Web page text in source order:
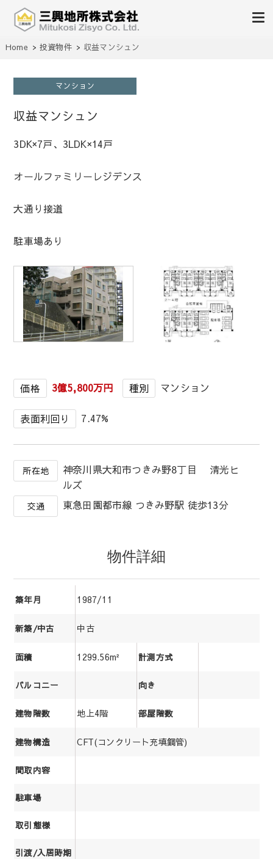
三興地所株式会社
不動産の売買、賃貸、仲介、管理
Home 投資物件 収益マンシュン
マンション
収益マンシュン
3DK×7戸、3LDK×14戸
オールファミリーレジデンス
大通り接道
駐車場あり
1/
価格 3億5,800万円 種別 マンション
表面利回り 7.47%
所在地
神奈川県大和市つきみ野8丁目 清光ヒ
ルズ
交通 東急田園都市線 つきみ野駅 徒歩13分
物件詳細
築年月 1987/11
新築/中古 中古
面積 1299.56m² 計測方式
バルコニー 向き
建物階数 地上4階 部屋階数
建物構造 CFT(コンクリート充填鋼管)
間取内容
駐車場
取引態様
引渡/入居時期